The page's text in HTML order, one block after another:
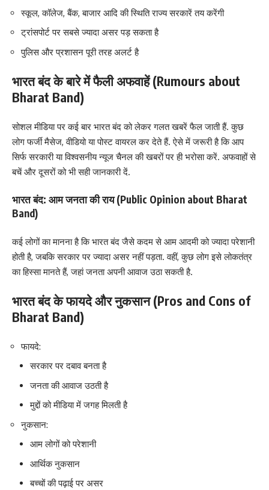
स्कूल, कॉलेज, बैंक, बाजार आदि की स्थिति राज्य सरकारें तय करेंगी
ट्रांसपोर्ट पर सबसे ज्यादा असर पड़ सकता है
पुलिस और प्रशासन पूरी तरह अलर्ट है
भारत बंद के बारे में फैली अफवाहें (Rumours about
Bharat Band)
सोशल मीडिया पर कई बार भारत बंद को लेकर गलत खबरें फैल जाती हैं. कुछ
लोग फर्जी मैसेज, वीडियो या पोस्ट वायरल कर देते हैं. ऐसे में जरूरी है कि आप
सिर्फ सरकारी या विश्वसनीय न्यूज चैनल की खबरों पर ही भरोसा करें. अफवाहों से
बचें और दूसरों को भी सही जानकारी दें.
भारत बंद: आम जनता की राय (Public Opinion about Bharat
Band)
कई लोगों का मानना है कि भारत बंद जैसे कदम से आम आदमी को ज्यादा परेशानी
होती है, जबकि सरकार पर ज्यादा असर नहीं पड़ता. वहीं, कुछ लोग इसे लोकतंत्र
का हिस्सा मानते हैं, जहां जनता अपनी आवाज उठा सकती है.
भारत बंद के फायदे और नुकसान (Pros and Cons of
Bharat Band)
फायदे:
सरकार पर दबाव बनता है
जनता की आवाज उठती है
मुद्दों को मीडिया में जगह मिलती है
नुकसान:
आम लोगों को परेशानी
आर्थिक नुकसान
बच्चों की पढ़ाई पर असर